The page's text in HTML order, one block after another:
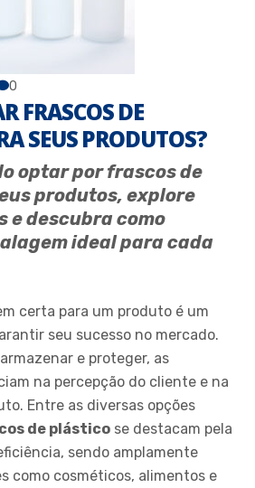
0
FRASCOS DE
SEUS PRODUTOS?
optar por frascos de
produtos, explore
e descubra como
ideal para cada
certa para um produto é um
seu sucesso no mercado.
e proteger, as
na percepção do cliente e na
Entre as diversas opções
de plástico se destacam pela
sendo amplamente
como cosméticos, alimentos e